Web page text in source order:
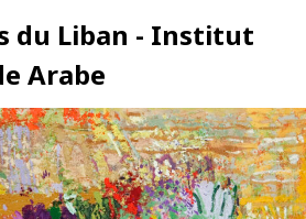
du Liban - Institut
Arabe